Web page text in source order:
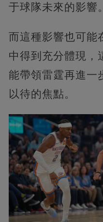
于球隊未來的影響。
而這種影響也可能
中得到充分體現，
能帶領雷霆再進一
以待的焦點。